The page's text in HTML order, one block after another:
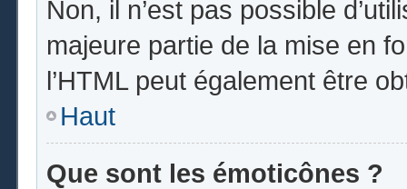
Non, il n’est pas possible
majeure partie de la mise en
l’HTML peut également être
Haut
Que sont les émoticônes ?